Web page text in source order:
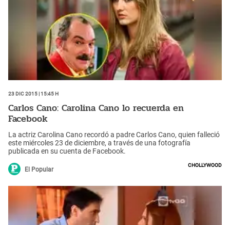
23 Dic 2015 | 15:45 h
Carlos Cano: Carolina Cano lo recuerda en
Facebook
La actriz Carolina Cano recordó a padre Carlos Cano, quien falleció
este miércoles 23 de diciembre, a través de una fotografía
publicada en su cuenta de Facebook.
El Popular
Chollywood